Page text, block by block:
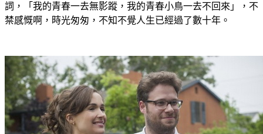
詞，「我的青春一去無影蹤，我的青春小鳥一去不回來」，不
禁感慨啊，時光匆匆，不知不覺人生已經過了數十年。